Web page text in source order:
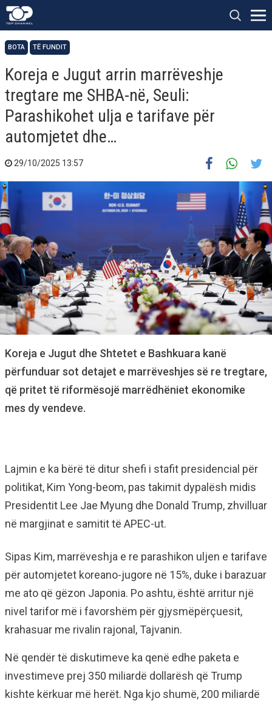
BOTA TË FUNDIT
Koreja e Jugut arrin marrëveshje
tregtare me SHBA-në, Seuli:
Parashikohet ulja e tarifave për
automjetet dhe…
29/10/2025 13:57
Koreja e Jugut dhe Shtetet e Bashkuara kanë
përfunduar sot detajet e marrëveshjes së re tregtare,
që pritet të riformësojë marrëdhëniet ekonomike
mes dy vendeve.
Lajmin e ka bërë të ditur shefi i stafit presidencial për
politikat, Kim Yong-beom, pas takimit dypalësh midis
Presidentit Lee Jae Myung dhe Donald Trump, zhvilluar
në margjinat e samitit të APEC-ut.
Sipas Kim, marrëveshja e re parashikon uljen e tarifave
për automjetet koreano-jugore në 15%, duke i barazuar
me ato që gëzon Japonia. Po ashtu, është arritur një
nivel tarifor më i favorshëm për gjysmëpërçuesit,
krahasuar me rivalin rajonal, Tajvanin.
Në qendër të diskutimeve ka qenë edhe paketa e
investimeve prej 350 miliardë dollarësh që Trump
kishte kërkuar më herët. Nga kjo shumë, 200 miliardë